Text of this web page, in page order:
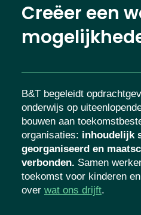
Creëer een
B&T begeleidt
onderwijs op
bouwen aan
organisaties: inhoudelijk
georganiseerd en
verbonden. Samen
toekomst voor kinderen
over wat ons drijft.